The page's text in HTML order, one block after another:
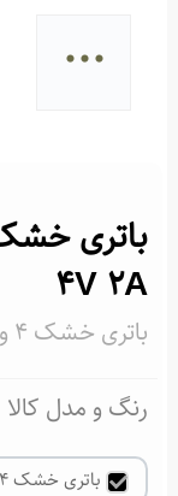
...
4V 2A
باتری خشک 4 ولت DM CELL 4V 2A
رنگ و مدل کالا
باتری خشک 4 ولت DM CELL 4V 2A